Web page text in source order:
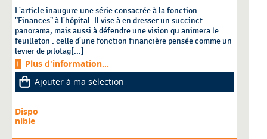
L'article inaugure une série consacrée à la fonction
"Finances" à l'hôpital. Il vise à en dresser un succinct
panorama, mais aussi à défendre une vision qu animera le
feuilleton : celle d'une fonction financière pensée comme un
levier de pilotag[...]
Plus d'information...
Ajouter à ma sélection
Dispo
nible